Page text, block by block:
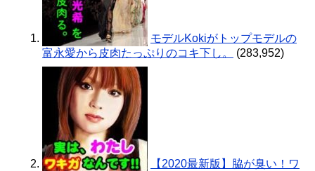
モデルKokiがトップモデルの
富永愛から皮肉たっぷりのコキ下し。
(283,952)
【2020最新版】脇が臭い！ワ